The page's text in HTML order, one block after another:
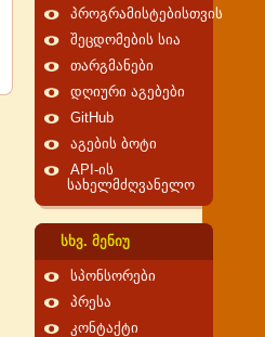
პროგრამისტებისთვის
შეცდომების სია
თარგმანები
დღიური აგებები
GitHub
აგების ბოტი
API-ის
სახელმძღვანელო
სხვ. მენიუ
სპონსორები
პრესა
კონტაქტი